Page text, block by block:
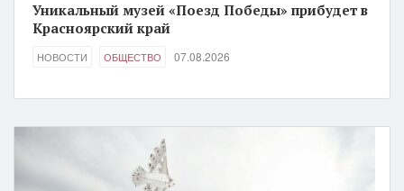
Уникальный музей «Поезд Победы» прибудет в
Красноярский край
НОВОСТИ ОБЩЕСТВО 07.08.2026